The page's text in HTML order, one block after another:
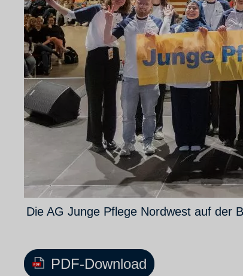
Die AG Junge Pflege Nordwest auf der
PDF-Download